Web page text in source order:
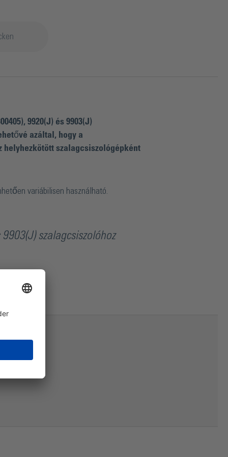
9920(J) és 9903(J)
azáltal, hogy a
szalagcsiszológépként
variábilisen használható.
szalagcsiszolóhoz